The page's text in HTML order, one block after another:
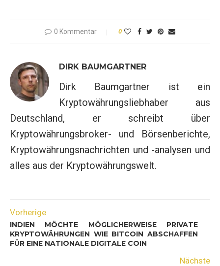
0 Kommentar 0
DIRK BAUMGARTNER
Dirk Baumgartner ist ein
Kryptowährungsliebhaber aus
Deutschland, er schreibt über
Kryptowährungsbroker- und Börsenberichte,
Kryptowährungsnachrichten und -analysen und
alles aus der Kryptowährungswelt.
Vorherige
INDIEN MÖCHTE MÖGLICHERWEISE PRIVATE
KRYPTOWÄHRUNGEN WIE BITCOIN ABSCHAFFEN
FÜR EINE NATIONALE DIGITALE COIN
Nächste